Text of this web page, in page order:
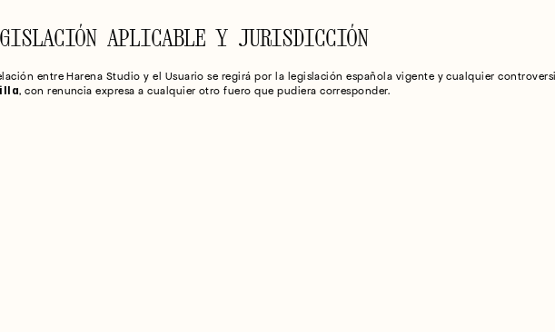
APLICABLE Y JURISDICCIÓN
, con renuncia expresa a cualquier otro fuero que pudiera corresponder.